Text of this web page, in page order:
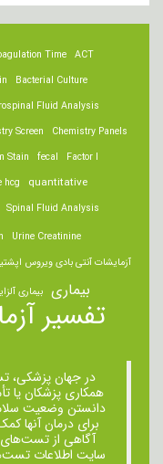
ACT
Time
Bacterial Culture
Fluid Analysis
Chemistry Panels
Screen
Factor I
fecal
Stain
quantitative
hcg
Spinal Fluid Analysis
Urine Creatinine
آزمایشات آنتی بادی ویروس
بیماری بیماری
تفسیر
در جهان پزشکی،
همکاری پزشکان یا
دانستن وضعیت
برای درمان ‌آنها
آگاهی از
سایت اطلاعات